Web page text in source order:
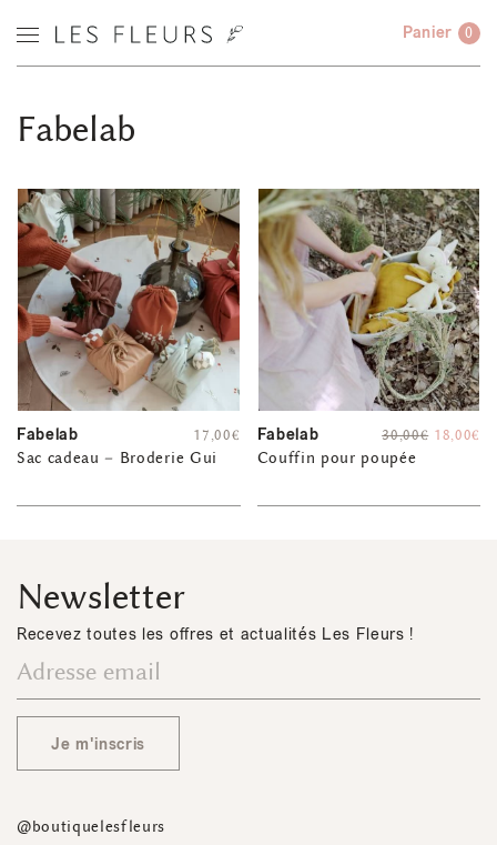
Panier 0
Fabelab
Fabelab
Sac cadeau – Broderie Gui
17,00€ Fabelab
Couffin pour poupée
30,00€ 18,00€
Newsletter
Recevez toutes les offres et actualités Les Fleurs !
Je m'inscris
@boutiquelesfleurs